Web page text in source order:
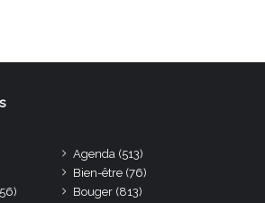
Agenda (513)
Bien-être (76)
Bouger (813)